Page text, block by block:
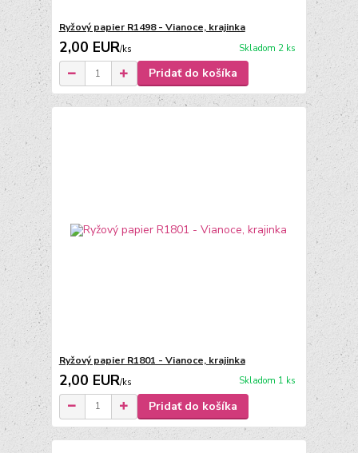
Ryžový papier R1498 - Vianoce, krajinka
2,00 EUR/ks Skladom 2 ks
Pridať do košíka
Ryžový papier R1801 - Vianoce, krajinka
2,00 EUR/ks Skladom 1 ks
Pridať do košíka